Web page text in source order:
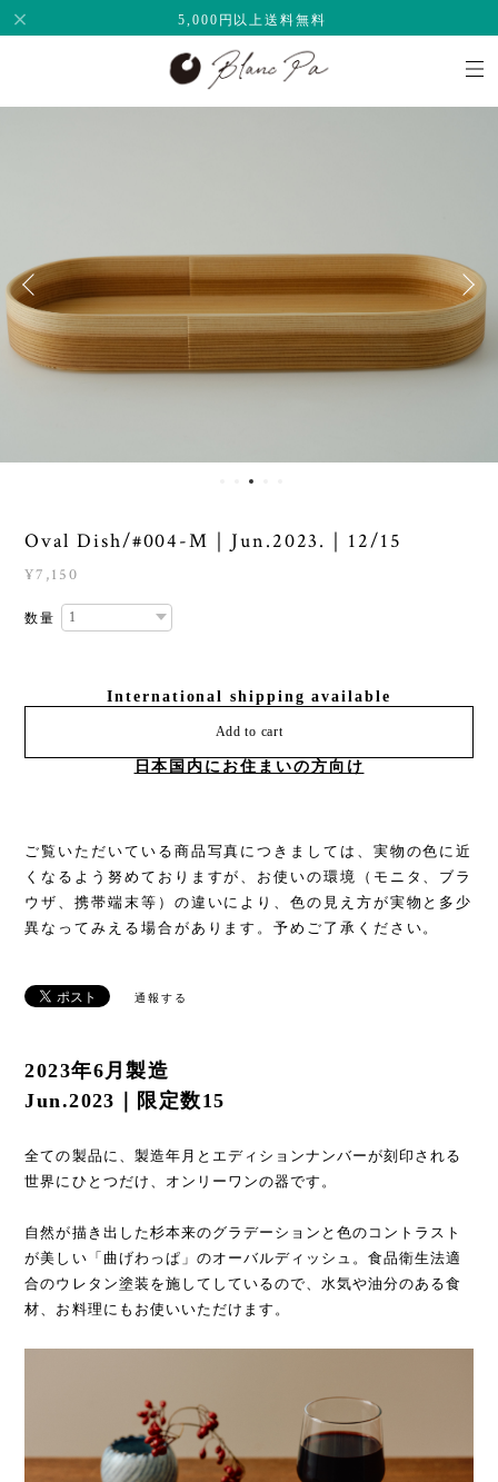
5,000円以上送料無料
Oval Dish/#004-M｜Jun.2023.｜12/15
¥7,150
数量
International shipping available
Add to cart
日本国内にお住まいの方向け
ご覧いただいている商品写真につきましては、実物の色に近
くなるよう努めておりますが、お使いの環境（モニタ、ブラ
ウザ、携帯端末等）の違いにより、色の見え方が実物と多少
異なってみえる場合があります。予めご了承ください。
通報する
2023年6月製造
Jun.2023｜限定数15
全ての製品に、製造年月とエディションナンバーが刻印される
世界にひとつだけ、オンリーワンの器です。
自然が描き出した杉本来のグラデーションと色のコントラスト
が美しい「曲げわっぱ」のオーバルディッシュ。食品衛生法適
合のウレタン塗装を施してしているので、水気や油分のある食
材、お料理にもお使いいただけます。